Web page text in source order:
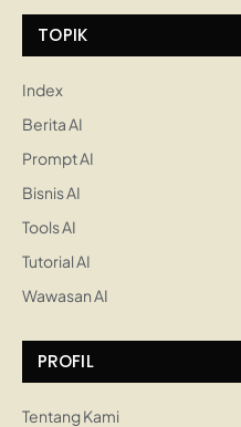
TOPIK
Index
Berita AI
Prompt AI
Bisnis AI
Tools AI
Tutorial AI
Wawasan AI
PROFIL
Tentang Kami